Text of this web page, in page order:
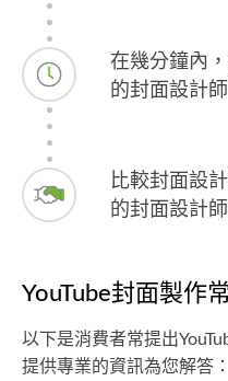
在幾分鐘內
的封面設計師
比較封面設
的封面設計
YouTube封面製作
以下是消費者常提出
提供專業的資訊為您解答：